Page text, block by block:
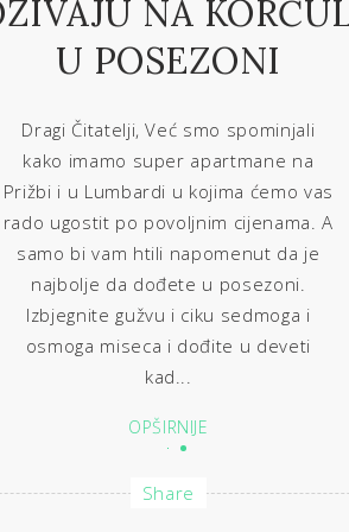
NA
U POSEZONI
Dragi Čitatelji, Već smo spominjali
kako imamo super apartmane na
Prižbi i u Lumbardi u kojima ćemo vas
rado ugostit po povoljnim cijenama. A
samo bi vam htili napomenut da je
najbolje da dođete u posezoni.
Izbjegnite gužvu i ciku sedmoga i
osmoga miseca i dođite u deveti
kad...
OPŠIRNIJE
Share